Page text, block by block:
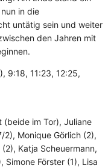
in die
untätig sein und weiter
den Jahren mit
9:18, 11:23, 12:25,
(beide im Tor), Juliane
2), Monique Görlich (2),
Katja Scheuermann,
Simone Förster (1), Lisa